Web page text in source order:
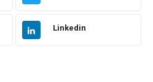
Alışveriş
Linkedin